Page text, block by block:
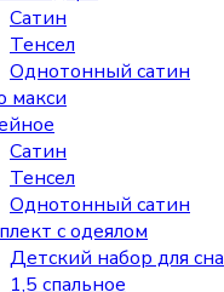
Сатин
Тенсел
Однотонный сатин
макси
Сатин
Тенсел
Однотонный сатин
с одеялом
Детский набор для сна
1,5 спальное